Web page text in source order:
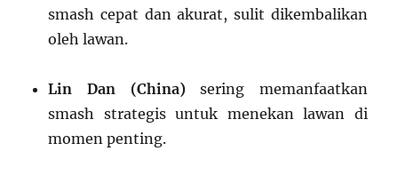
smash cepat dan akurat, sulit dikembalikan
oleh lawan.
Lin Dan (China)sering memanfaatkan
smash strategis untuk menekan lawan di
momen penting.